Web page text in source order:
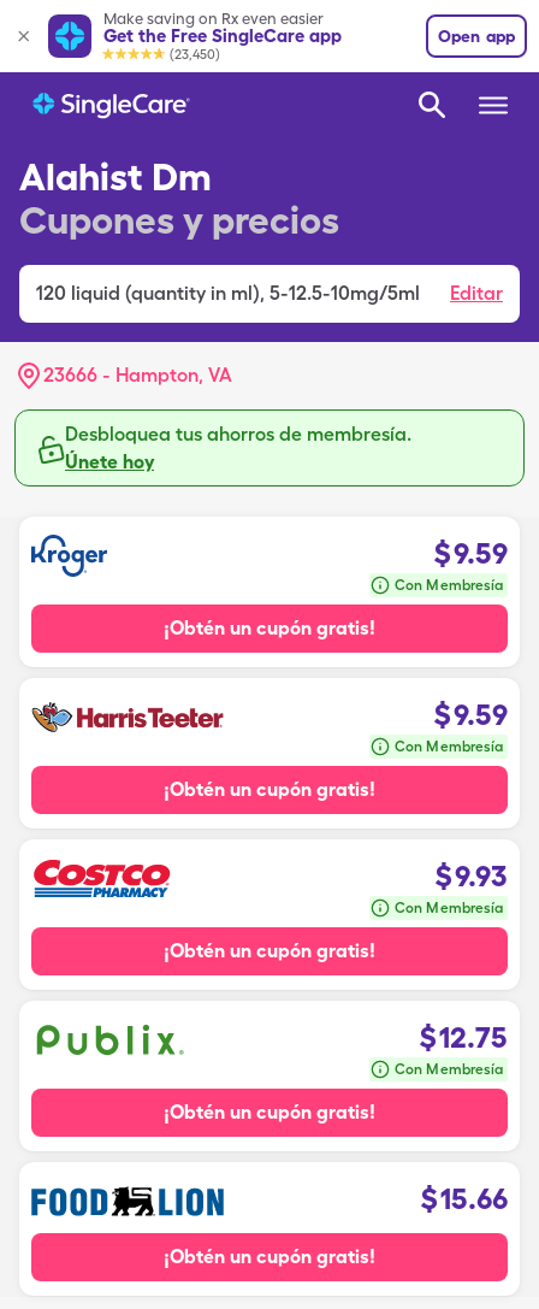
Make saving on Rx even easier
Get the Free SingleCare app
(23,450)
Open app
Alahist Dm
Cupones y precios
120 liquid (quantity in ml), 5-12.5-10mg/5ml Editar
23666 - Hampton, VA
Desbloquea tus ahorros de membresía.
Únete hoy
$9.59
Con Membresía
¡Obtén un cupón gratis!
$9.59
Con Membresía
¡Obtén un cupón gratis!
$9.93
Con Membresía
¡Obtén un cupón gratis!
$12.75
Con Membresía
¡Obtén un cupón gratis!
$15.66
¡Obtén un cupón gratis!